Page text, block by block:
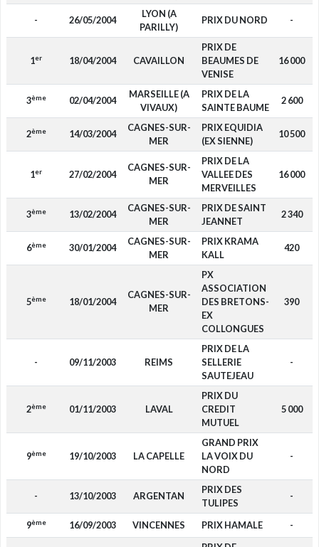
- 26/05/2004
LYON (A
PARILLY)
PRIX DU NORD -
1er 18/04/2004 CAVAILLON
PRIX DE
BEAUMES DE
VENISE
16 000
3ème 02/04/2004
MARSEILLE (A
VIVAUX)
PRIX DE LA
SAINTE BAUME
2 600
2ème 14/03/2004
CAGNES-SUR-
MER
PRIX EQUIDIA
(EX SIENNE)
10 500
1er 27/02/2004
CAGNES-SUR-
MER
PRIX DE LA
VALLEE DES
MERVEILLES
16 000
3ème 13/02/2004
CAGNES-SUR-
MER
PRIX DE SAINT
JEANNET
2 340
6ème 30/01/2004
CAGNES-SUR-
MER
PRIX KRAMA
KALL
420
5ème 18/01/2004
CAGNES-SUR-
MER
PX
ASSOCIATION
DES BRETONS-
EX
COLLONGUES
390
- 09/11/2003 REIMS
PRIX DE LA
SELLERIE
SAUTEJEAU
-
2ème 01/11/2003 LAVAL
PRIX DU
CREDIT
MUTUEL
5 000
9ème 19/10/2003 LA CAPELLE
GRAND PRIX
LA VOIX DU
NORD
-
- 13/10/2003 ARGENTAN
PRIX DES
TULIPES
-
9ème 16/09/2003 VINCENNES PRIX HAMALE
-